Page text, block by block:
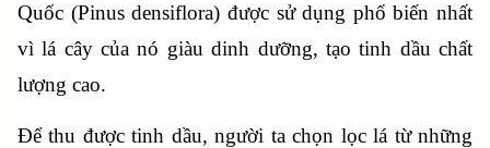
Quốc (Pinus densiflora) được sử dụng phổ biến nhất
vì lá cây của nó giàu dinh dưỡng, tạo tinh dầu chất
lượng cao.
Để thu được tinh dầu, người ta chọn lọc lá từ những